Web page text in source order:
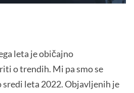
leta je običajno
o trendih. Mi pa smo se
leta 2022. Objavljenih je